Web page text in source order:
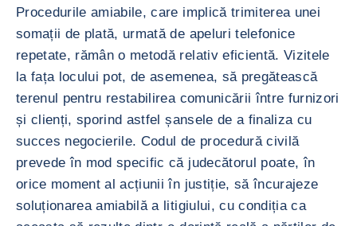
Procedurile amiabile, care implică trimiterea unei
somații de plată, urmată de apeluri telefonice
repetate, rămân o metodă relativ eficientă. Vizitele
la fața locului pot, de asemenea, să pregătească
terenul pentru restabilirea comunicării între furnizori
și clienți, sporind astfel șansele de a finaliza cu
succes negocierile. Codul de procedură civilă
prevede în mod specific că judecătorul poate, în
orice moment al acțiunii în justiție, să încurajeze
soluționarea amiabilă a litigiului, cu condiția ca